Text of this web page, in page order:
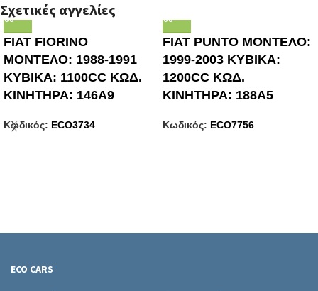
Σχετικές αγγελίες
FIAT FIORINO
ΜΟΝΤΕΛΟ: 1988-1991
ΚΥΒΙΚΑ: 1100CC ΚΩΔ.
ΚΙΝΗΤΗΡΑ: 146A9
Κωδικός: ECO3734
FIAT PUNTO ΜΟΝΤΕΛΟ:
1999-2003 ΚΥΒΙΚΑ:
1200CC ΚΩΔ.
ΚΙΝΗΤΗΡΑ: 188A5
Κωδικός: ECO7756
ECO CARS